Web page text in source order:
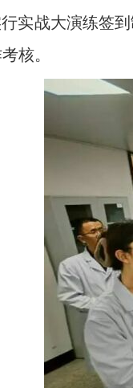
实战大演练签
核。